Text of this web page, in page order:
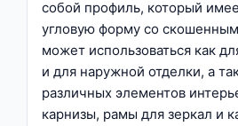
собой профиль, который
угловую форму со
может использоваться как
и для наружной отделки, а
различных элементов
карнизы, рамы для зеркал и